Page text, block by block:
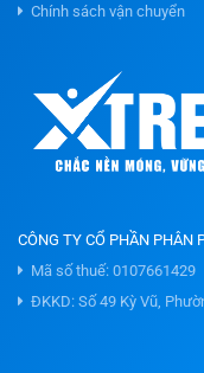
Chính sách vận chuyển
CÔNG TY CỔ PHẦN PHÂN
Mã số thuế: 0107661429
ĐKKD: Số 49 Kỳ Vũ,